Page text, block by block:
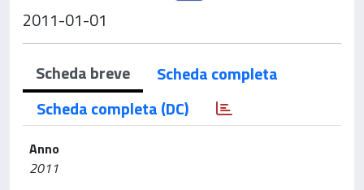
2011-01-01
Scheda breve
Scheda completa
Scheda completa (DC)
Anno
2011